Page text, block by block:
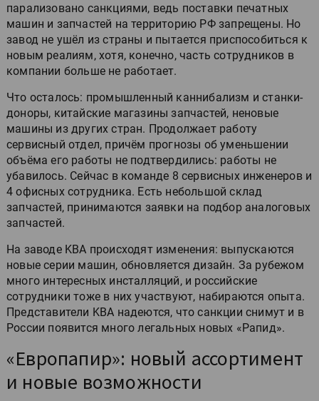
парализовано санкциями, ведь поставки печатных
машин и запчастей на территорию РФ запрещены. Но
завод не ушёл из страны и пытается приспособиться к
новым реалиям, хотя, конечно, часть сотрудников в
компании больше не работает.
Что осталось: промышленный каннибализм и станки-
доноры, китайские магазины запчастей, неновые
машины из других стран. Продолжает работу
сервисный отдел, причём прогнозы об уменьшении
объёма его работы не подтвердились: работы не
убавилось. Сейчас в команде 8 сервисных инженеров и
4 офисных сотрудника. Есть небольшой склад
запчастей, принимаются заявки на подбор аналоговых
запчастей.
На заводе KBA происходят изменения: выпускаются
новые серии машин, обновляется дизайн. За рубежом
много интересных инсталляций, и российские
сотрудники тоже в них участвуют, набираются опыта.
Представители KBA надеются, что санкции снимут и в
России появится много легальных новых «Рапид».
«Европапир»: новый ассортимент
и новые возможности